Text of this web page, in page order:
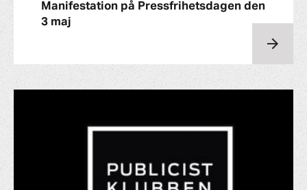
Manifestation på Pressfrihetsdagen den
3 maj